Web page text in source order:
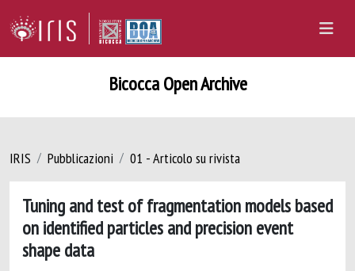
Bicocca Open Archive
IRIS Pubblicazioni 01 - Articolo su rivista
Tuning and test of fragmentation models based
on identified particles and precision event
shape data